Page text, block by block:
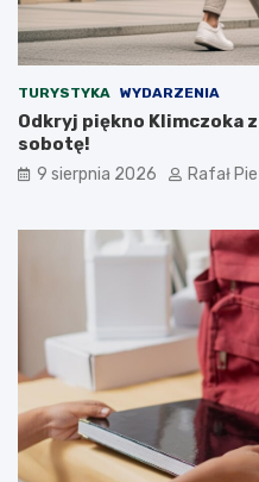
TURYSTYKA WYDARZENIA
Odkryj piękno Klimczoka
sobotę!
9 sierpnia 2026 Rafał